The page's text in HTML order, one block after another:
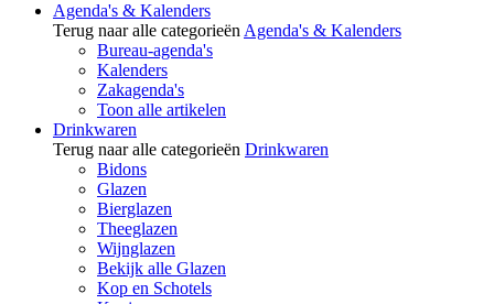
Agenda's & Kalenders
Terug naar alle categorieën Agenda's & Kalenders
Bureau-agenda's
Kalenders
Zakagenda's
Toon alle artikelen
Drinkwaren
Terug naar alle categorieën Drinkwaren
Bidons
Glazen
Bierglazen
Theeglazen
Wijnglazen
Bekijk alle Glazen
Kop en Schotels